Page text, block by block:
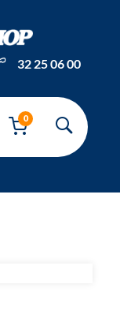
32 25 06 00
0